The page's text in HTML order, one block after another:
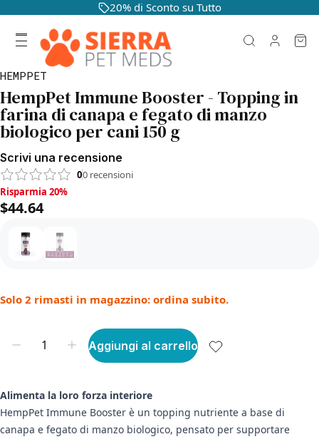
20% di Sconto su Tutto
HEMPPET
HempPet Immune Booster - Topping in
farina di canapa e fegato di manzo
biologico per cani 150 g
Scrivi una recensione
00 recensioni
Risparmia 20%, $44.64
Risparmia 20%
$44.64
Solo 2 rimasti in magazzino: ordina subito.
Aggiungi al carrello
Alimenta la loro forza interiore
HempPet Immune Booster è un topping nutriente a base di
canapa e fegato di manzo biologico, pensato per supportare